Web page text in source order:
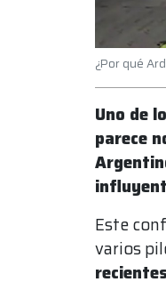
¿Por qué
Uno de
parece
Este
varios